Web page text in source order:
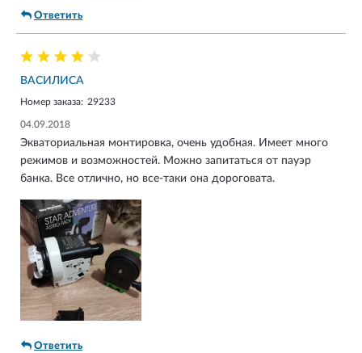
Ответить
ВАСИЛИСА
Номер заказа: 29233
04.09.2018
Экваториальная монтировка, очень удобная. Имеет много
режимов и возможностей. Можно запитаться от пауэр
банка. Все отлично, но все-таки она дороговата.
Ответить